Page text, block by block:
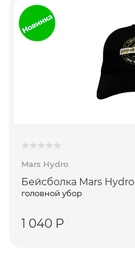
Mars Hydro
Бейсболка Mars Hydro
головной убор
1 040 Р